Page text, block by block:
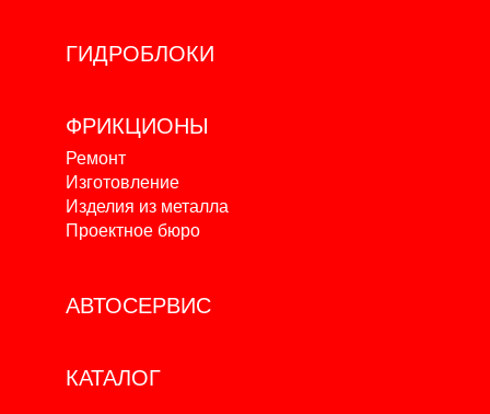
ГИДРОБЛОКИ
ФРИКЦИОНЫ
Ремонт
Изготовление
Изделия из металла
Проектное бюро
АВТОСЕРВИС
КАТАЛОГ